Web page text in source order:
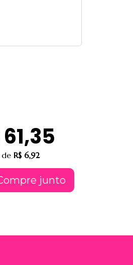
de R$ 6,92
junto